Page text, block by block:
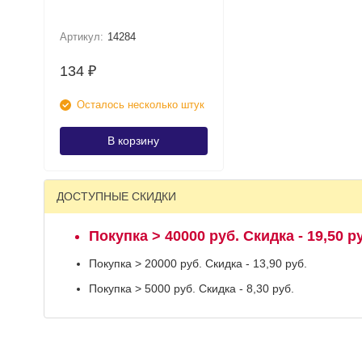
Артикул: 14284
134 ₽
Осталось несколько штук
В корзину
ДОСТУПНЫЕ СКИДКИ
Покупка > 40000 руб. Скидка - 19,50
Покупка > 20000 руб. Скидка - 13,90 руб.
Покупка > 5000 руб. Скидка - 8,30 руб.